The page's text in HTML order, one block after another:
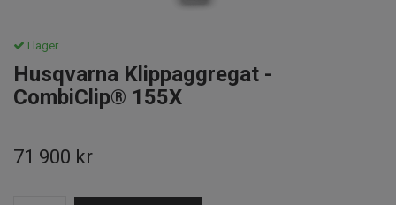
I lager.
Husqvarna Klippaggregat -
CombiClip® 155X
71 900 kr